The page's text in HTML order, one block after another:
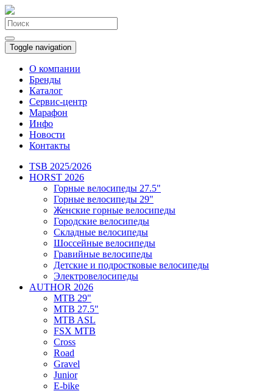
Toggle navigation
О компании
Бренды
Каталог
Сервис-центр
Марафон
Инфо
Новости
Контакты
TSB 2025/2026
HORST 2026
Горные велосипеды 27.5"
Горные велосипеды 29"
Женские горные велосипеды
Городские велосипеды
Складные велосипеды
Шоссейные велосипеды
Гравийные велосипеды
Детские и подростковые велосипеды
Электровелосипеды
AUTHOR 2026
MTB 29"
MTB 27.5"
MTB ASL
FSX MTB
Cross
Road
Gravel
Junior
E-bike